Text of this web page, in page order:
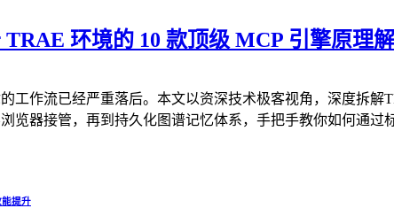
环境的 10 款顶级 MCP 引擎原理
工作流已经严重落后。本文以资深技术极客视角，深度拆解
览器接管，再到持久化图谱记忆体系，手把手教你如何通
提升